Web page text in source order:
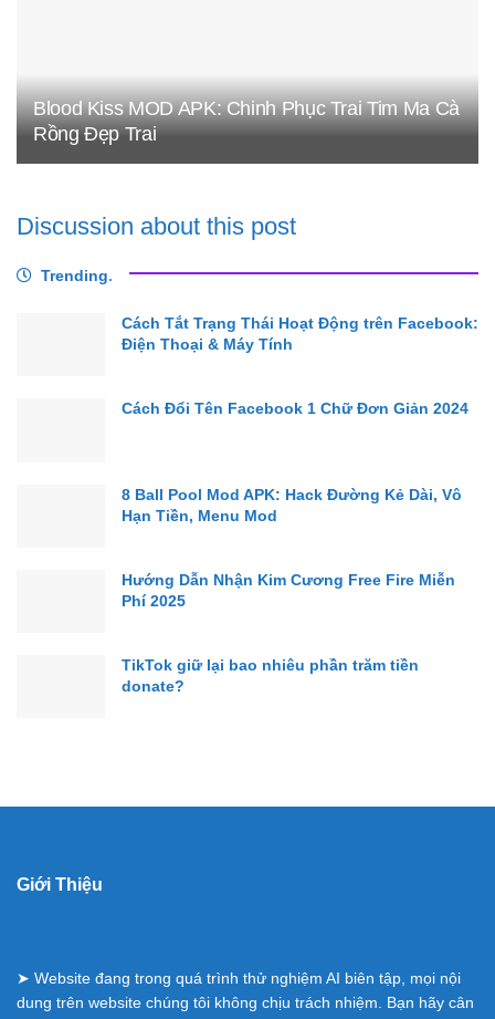
Blood Kiss MOD APK: Chinh Phục Trai Tim Ma Cà
Rồng Đẹp Trai
Discussion about this post
Trending.
Cách Tắt Trạng Thái Hoạt Động trên Facebook:
Điện Thoại & Máy Tính
Cách Đổi Tên Facebook 1 Chữ Đơn Giản 2024
8 Ball Pool Mod APK: Hack Đường Kẻ Dài, Vô
Hạn Tiền, Menu Mod
Hướng Dẫn Nhận Kim Cương Free Fire Miễn
Phí 2025
TikTok giữ lại bao nhiêu phần trăm tiền
donate?
Giới Thiệu
➤ Website đang trong quá trình thử nghiệm AI biên tập, mọi nội
dung trên website chúng tôi không chịu trách nhiệm. Bạn hãy cân